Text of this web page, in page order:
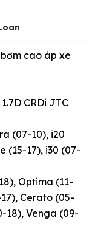
cao áp xe
CRDi JTC
(07-10), i20
(15-17), i30 (07-
Optima (11-
Cerato (05-
18), Venga (09-